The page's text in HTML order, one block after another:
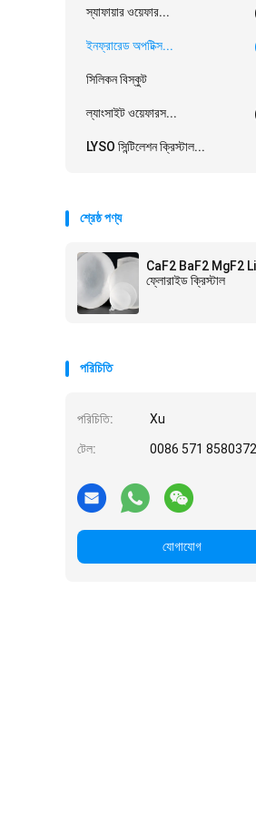
স্যাফায়ার ওয়েফার...
ইনফ্রারেড অপটিক্স...
সিলিকন বিস্কুট
ল্যাংসাইট ওয়েফারস...
LYSO সিন্টিলেশন ক্রিস্টাল...
শ্রেষ্ঠ পণ্য
CaF2 BaF2 MgF2
ফ্লোরাইড ক্রিস্টাল
পরিচিতি
পরিচিতি: Xu
টেল: 0086 571
যোগাযোগ